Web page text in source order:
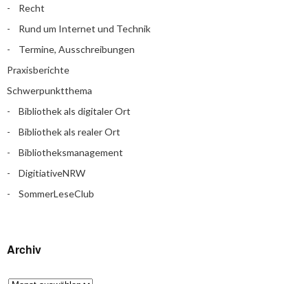
Recht
Rund um Internet und Technik
Termine, Ausschreibungen
Praxisberichte
Schwerpunktthema
Bibliothek als digitaler Ort
Bibliothek als realer Ort
Bibliotheksmanagement
DigitiativeNRW
SommerLeseClub
Archiv